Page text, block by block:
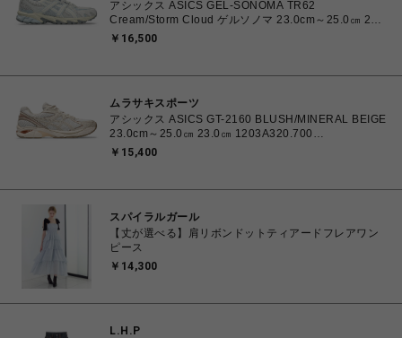
アシックス ASICS GEL-SONOMA TR62
Cream/Storm Cloud ゲルソノマ 23.0cm～25.0㎝ 23.0
㎝ 1203A734.102 4571633264412 ユニセックス ス
￥16,500
ムラサキスポーツ
アシックス ASICS GT-2160 BLUSH/MINERAL BEIGE
23.0cm～25.0㎝ 23.0㎝ 1203A320.700
4571633253669 レディース スニーカー スポーツスタ
￥15,400
スパイラルガール
【丈が選べる】肩リボンドットティアードフレアワン
ピース
￥14,300
L.H.P